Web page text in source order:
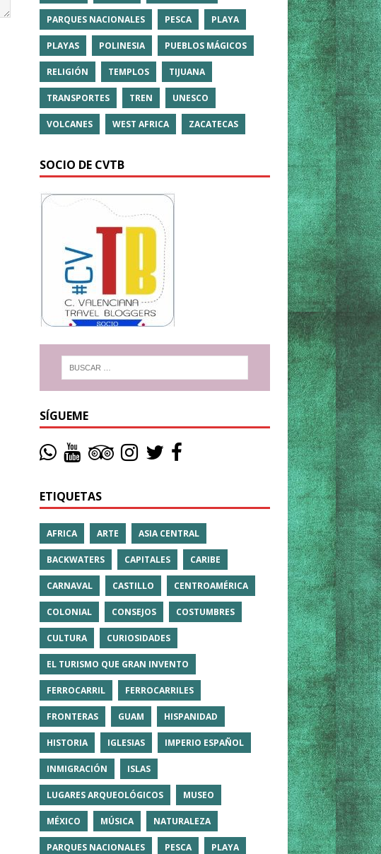
PARQUES NACIONALES PESCA PLAYA
PLAYAS POLINESIA PUEBLOS MÁGICOS
RELIGIÓN TEMPLOS TIJUANA
TRANSPORTES TREN UNESCO
VOLCANES WEST AFRICA ZACATECAS
SOCIO DE CVTB
SÍGUEME
ETIQUETAS
AFRICA ARTE ASIA CENTRAL
BACKWATERS CAPITALES CARIBE
CARNAVAL CASTILLO CENTROAMÉRICA
COLONIAL CONSEJOS COSTUMBRES
CULTURA CURIOSIDADES
EL TURISMO QUE GRAN INVENTO
FERROCARRIL FERROCARRILES
FRONTERAS GUAM HISPANIDAD
HISTORIA IGLESIAS IMPERIO ESPAÑOL
INMIGRACIÓN ISLAS
LUGARES ARQUEOLÓGICOS MUSEO
MÉXICO MÚSICA NATURALEZA
PARQUES NACIONALES PESCA PLAYA